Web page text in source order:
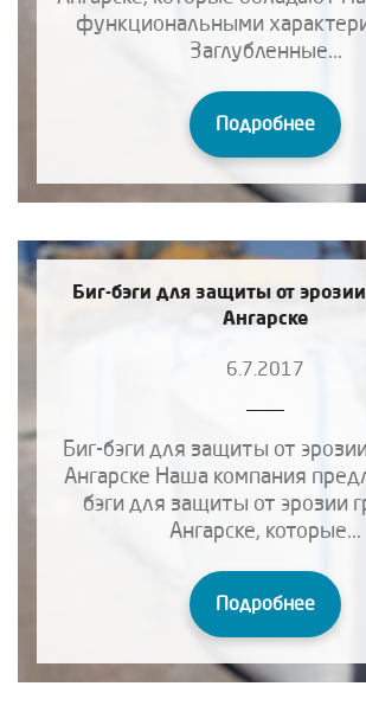
функциональными
Заглубленные...
Подробнее
Биг-бэги для защиты от
Ангарске
6.7.2017
Биг-бэги для защиты от
Ангарске Наша компания
бэги для защиты от эрозии
Ангарске, которые...
Подробнее